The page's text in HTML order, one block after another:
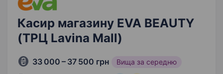
Касир магазину EVA BEAUTY
(ТРЦ Lavina Mall)
33 000 – 37 500 грн Вища за середню